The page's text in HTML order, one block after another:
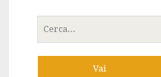
Cerca
per: